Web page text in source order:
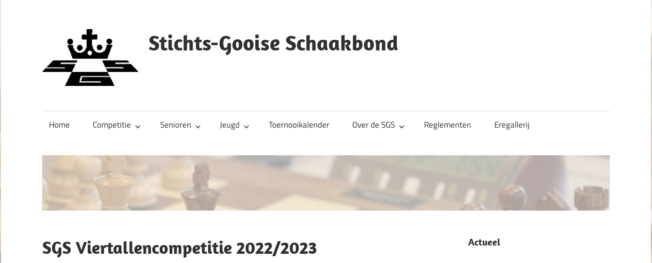
Stichts-Gooise Schaakbond
Home Competitie Senioren Jeugd Toernooikalender Over de SGS Reglementen Eregallerij
SGS Viertallencompetitie 2022/2023 Actueel